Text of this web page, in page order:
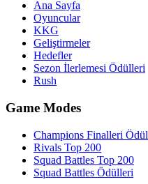
Ana Sayfa
Oyuncular
KKG
Geliştirmeler
Hedefler
Sezon İlerlemesi Ödülleri
Rush
Game Modes
Champions Finalleri
Rivals Top 200
Squad Battles Top 200
Squad Battles Ödülleri